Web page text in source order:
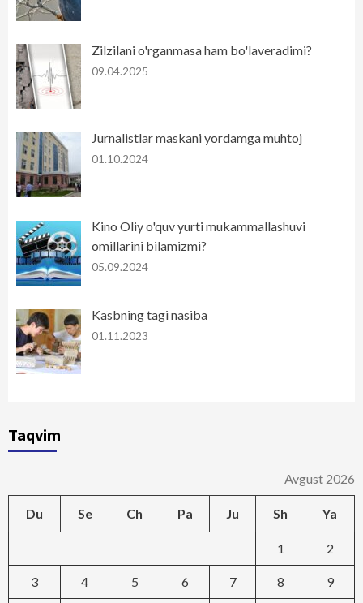
Zilzilani o'rganmasa ham bo'laveradimi?
09.04.2025
Jurnalistlar maskani yordamga muhtoj
01.10.2024
Kino Oliy o'quv yurti mukammallashuvi
omillarini bilamizmi?
05.09.2024
Kasbning tagi nasiba
01.11.2023
Taqvim
Avgust 2026
Du Se Ch Pa Ju Sh Ya
1 2
3 4 5 6 7 8 9